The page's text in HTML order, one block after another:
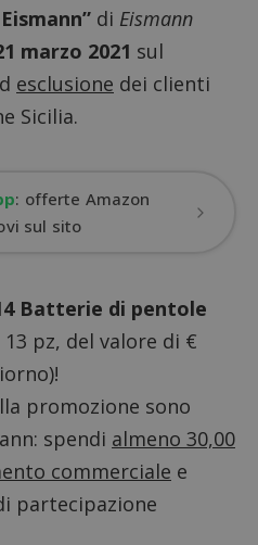
di Eismann
marzo 2021 sul
esclusione dei clienti
Sicilia.
: offerte Amazon
sul sito
Batterie di pentole
13 pz, del valore di €
promozione sono
spendi almeno 30,00
commerciale e
partecipazione